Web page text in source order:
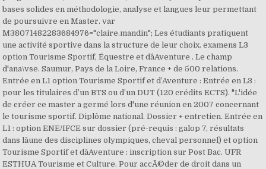
bases solides en méthodologie, analyse et langues leur permettant
de poursuivre en Master. var
M38071482283684976="claire.mandin"; Les étudiants pratiquent
une activité sportive dans la structure de leur choix. examens L3
option Tourisme Sportif, Équestre et dâAventure . Le champ
d'ana\vse. Saumur, Pays de la Loire, France + de 500 relations.
Entrée en L1 option Tourisme Sportif et d’Aventure : Entrée en L3 :
pour les titulaires d’un BTS ou d’un DUT (120 crédits ECTS). "L'idée
de créer ce master a germé lors d'une réunion en 2007 concernant
le tourisme sportif. Diplôme national. Dossier + entretien. Entrée en
L1 : option ENE/IFCE sur dossier (pré-requis : galop 7, résultats
dans lâune des disciplines olympiques, cheval personnel) et option
Tourisme Sportif et dâAventure : inscription sur Post Bac. UFR
ESTHUA Tourisme et Culture. Pour accÃ©der de droit dans un